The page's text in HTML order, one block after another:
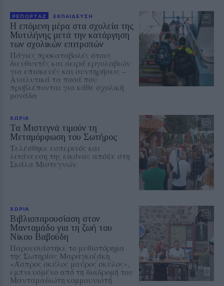
ΡΕΠΟΡΤΑΖ ΕΚΠΑΙΔΕΥΣΗ
Η επόμενη μέρα στα σχολεία της
Μυτιλήνης μετά την κατάργηση
των σχολικών επιτροπών
Πάγιες προκαταβολές στους
διευθυντές και σειρά εργολαβιών
για επισκευές και συντηρήσεις –
Αναλυτικά τα ποσά που
προβλέπονται για κάθε σχολική
μονάδα
ΧΩΡΙΑ
Τα Μιστεγνά τιμούν τη
Μεταμόρφωση του Σωτήρος
Τελέσθηκε εσπερινός και
λιτάνευση της εικόνας απόψε στη
Σκάλα Μιστεγνών
ΧΩΡΙΑ
Βιβλιοπαρουσίαση στον
Μανταμάδο για τη ζωή του
Νίκου Βαβούδη
Παρουσιάστηκε το μυθιστόρημα
της Σωτηρίας Μαραγκοζάκη
«Άσπρος σκύλος μαύρος σκύλος»,
εμπνευσμένο από τη διαδρομή του
Μανταμαδιώτη κομμουνιστή